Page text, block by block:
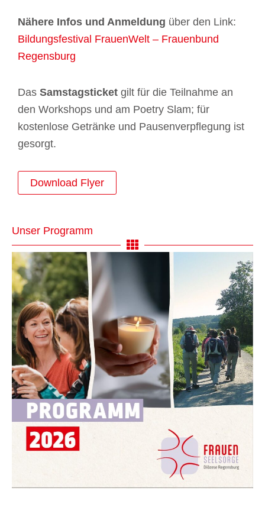
Nähere Infos und Anmeldung über den Link:
Bildungsfestival FrauenWelt – Frauenbund
Regensburg
Das Samstagsticket gilt für die Teilnahme an
den Workshops und am Poetry Slam; für
kostenlose Getränke und Pausenverpflegung ist
gesorgt.
Download Flyer
Unser Programm